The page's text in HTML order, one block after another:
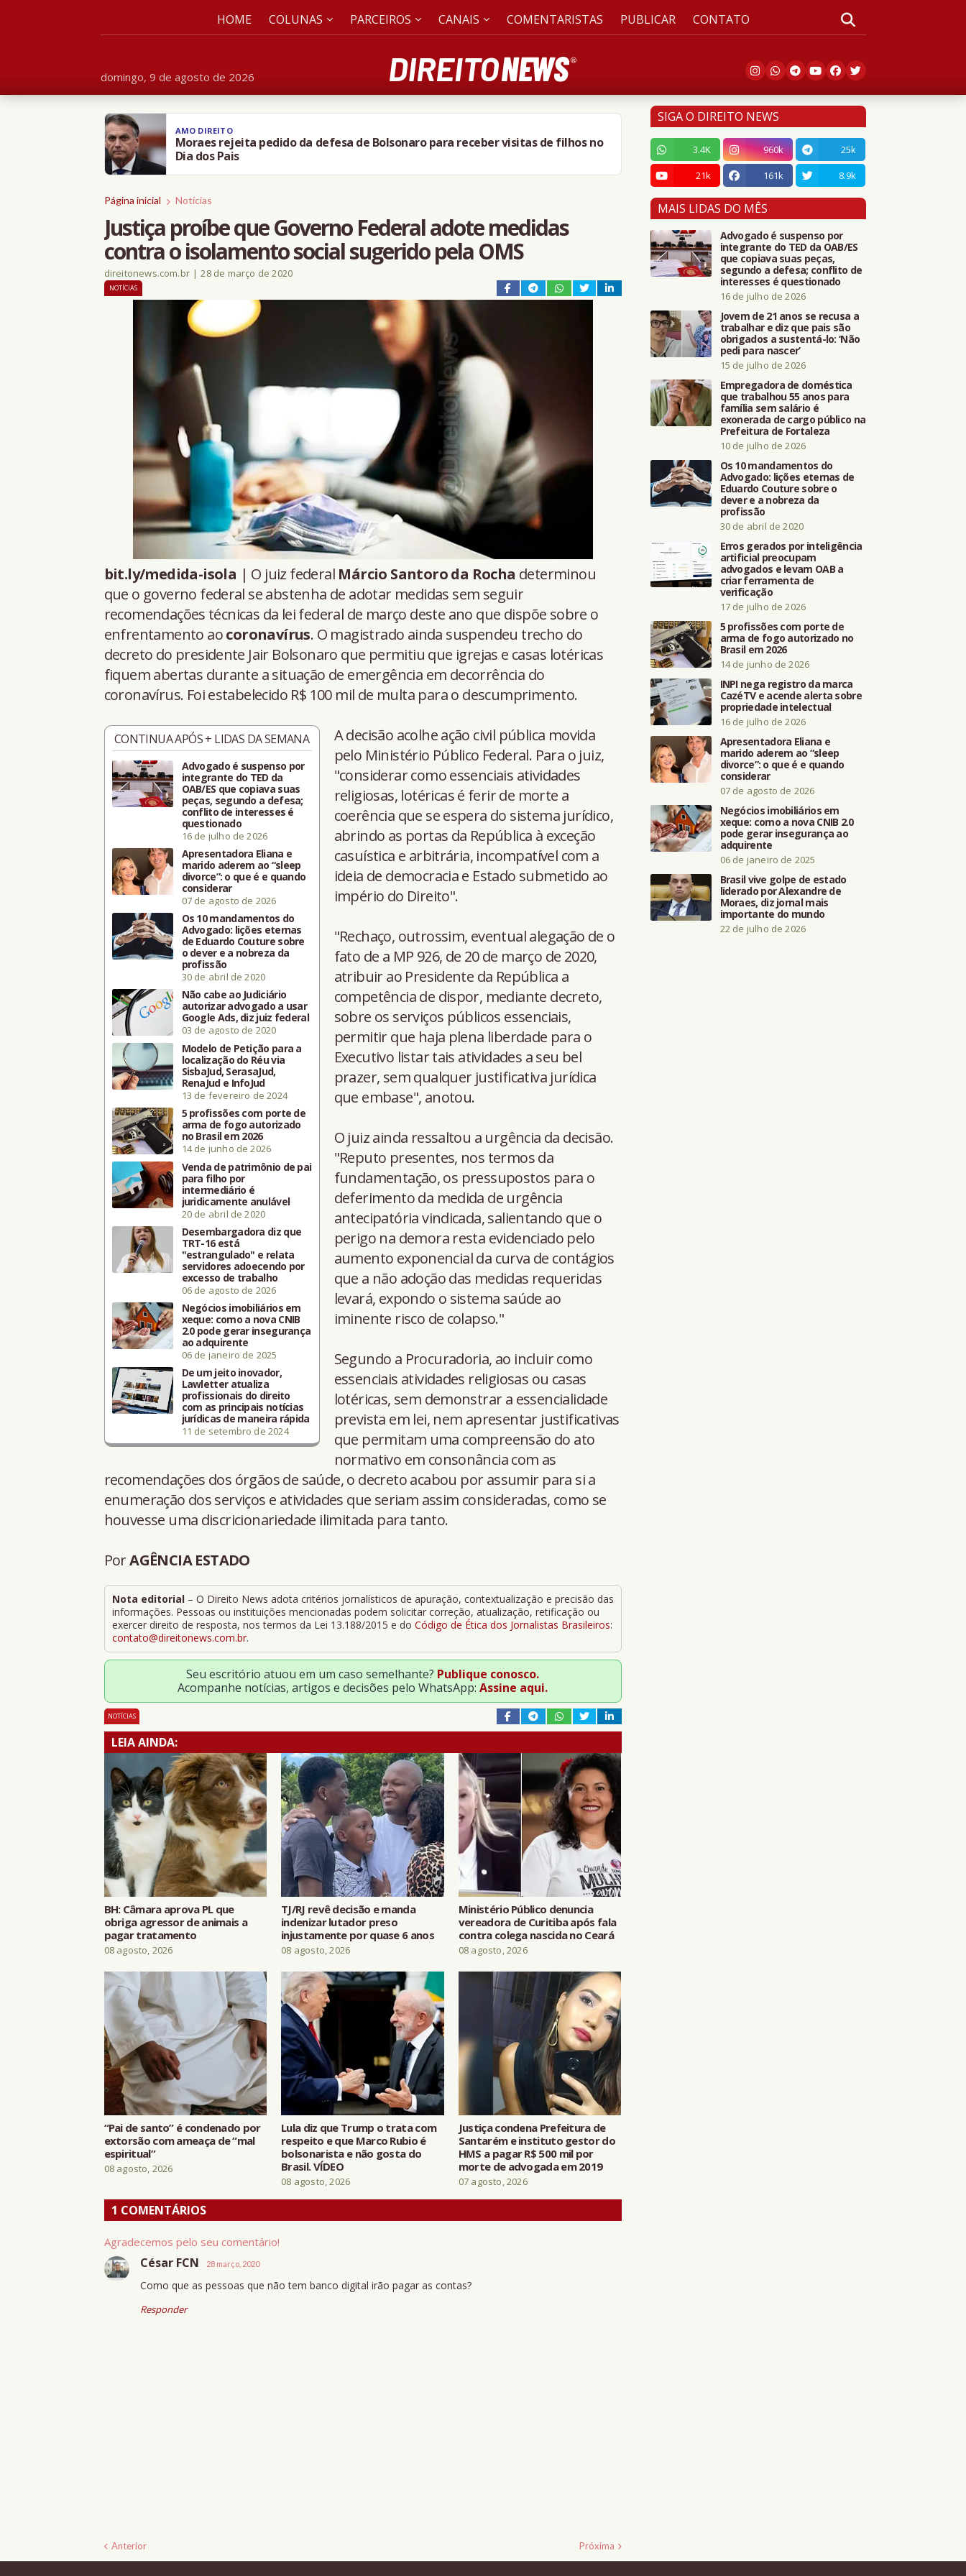
domingo, 9 de agosto de 2026
HOME COLUNAS PARCEIROS CANAIS COMENTARISTAS PUBLICAR CONTATO
AMO DIREITO
Moraes rejeita pedido da defesa de Bolsonaro para receber visitas de filhos no
Dia dos Pais
Página inicial Notícias
Justiça proíbe que Governo Federal adote medidas
contra o isolamento social sugerido pela OMS
direitonews.com.br | 28 de março de 2020
NOTÍCIAS
bit.ly/medida-isola | O juiz federal Márcio Santoro da Rocha determinou
que o governo federal se abstenha de adotar medidas sem seguir
recomendações técnicas da lei federal de março deste ano que dispõe sobre o
enfrentamento aocoronavírus. O magistrado ainda suspendeu trecho do
decreto do presidente Jair Bolsonaro que permitiu que igrejas e casas lotéricas
fiquem abertas durante a situação de emergência em decorrência do
coronavírus. Foi estabelecido R$ 100 mil de multa para o descumprimento.
CONTINUA APÓS + LIDAS DA SEMANA
Advogado é suspenso por
integrante do TED da
OAB/ES que copiava suas
peças, segundo a defesa;
conflito de interesses é
questionado
16 de julho de 2026
Apresentadora Eliana e
marido aderem ao “sleep
divorce”: o que é e quando
considerar
07 de agosto de 2026
Os 10 mandamentos do
Advogado: lições eternas
de Eduardo Couture sobre
o dever e a nobreza da
profissão
30 de abril de 2020
Não cabe ao Judiciário
autorizar advogado a usar
Google Ads, diz juiz federal
03 de agosto de 2020
Modelo de Petição para a
localização do Réu via
SisbaJud, SerasaJud,
RenaJud e InfoJud
13 de fevereiro de 2024
5 profissões com porte de
arma de fogo autorizado
no Brasil em 2026
14 de junho de 2026
Venda de patrimônio de pai
para filho por
intermediário é
juridicamente anulável
20 de abril de 2020
Desembargadora diz que
TRT-16 está
"estrangulado" e relata
servidores adoecendo por
excesso de trabalho
06 de agosto de 2026
Negócios imobiliários em
xeque: como a nova CNIB
2.0 pode gerar insegurança
ao adquirente
06 de janeiro de 2025
De um jeito inovador,
Lawletter atualiza
profissionais do direito
com as principais notícias
jurídicas de maneira rápida
11 de setembro de 2024
A decisão acolhe ação civil pública movida
pelo Ministério Público Federal. Para o juiz,
"considerar como essenciais atividades
religiosas, lotéricas é ferir de morte a
coerência que se espera do sistema jurídico,
abrindo as portas da República à exceção
casuística e arbitrária, incompatível com a
ideia de democracia e Estado submetido ao
império do Direito".
"Rechaço, outrossim, eventual alegação de o
fato de a MP 926, de 20 de março de 2020,
atribuir ao Presidente da República a
competência de dispor, mediante decreto,
sobre os serviços públicos essenciais,
permitir que haja plena liberdade para o
Executivo listar tais atividades a seu bel
prazer, sem qualquer justificativa jurídica
que embase", anotou.
O juiz ainda ressaltou a urgência da decisão.
"Reputo presentes, nos termos da
fundamentação, os pressupostos para o
deferimento da medida de urgência
antecipatória vindicada, salientando que o
perigo na demora resta evidenciado pelo
aumento exponencial da curva de contágios
que a não adoção das medidas requeridas
levará, expondo o sistema saúde ao
iminente risco de colapso."
Segundo a Procuradoria, ao incluir como
essenciais atividades religiosas ou casas
lotéricas, sem demonstrar a essencialidade
prevista em lei, nem apresentar justificativas
que permitam uma compreensão do ato
normativo em consonância com as
recomendações dos órgãos de saúde, o decreto acabou por assumir para si a
enumeração dos serviços e atividades que seriam assim consideradas, como se
houvesse uma discricionariedade ilimitada para tanto.
PorAGÊNCIA ESTADO
Nota editorial– O Direito News adota critérios jornalísticos de apuração, contextualização e precisão das
informações. Pessoas ou instituições mencionadas podem solicitar correção, atualização, retificação ou
exercer direito de resposta, nos termos da Lei 13.188/2015 e do Código de Ética dos Jornalistas Brasileiros:
contato@direitonews.com.br.
Seu escritório atuou em um caso semelhante? Publique conosco.
Acompanhe notícias, artigos e decisões pelo WhatsApp: Assine aqui.
NOTÍCIAS
LEIA AINDA:
BH: Câmara aprova PL que
obriga agressor de animais a
pagar tratamento
08 agosto, 2026
TJ/RJ revê decisão e manda
indenizar lutador preso
injustamente por quase 6 anos
08 agosto, 2026
Ministério Público denuncia
vereadora de Curitiba após fala
contra colega nascida no Ceará
08 agosto, 2026
“Pai de santo” é condenado por
extorsão com ameaça de “mal
espiritual”
08 agosto, 2026
Lula diz que Trump o trata com
respeito e que Marco Rubio é
bolsonarista e não gosta do
Brasil. VÍDEO
08 agosto, 2026
Justiça condena Prefeitura de
Santarém e instituto gestor do
HMS a pagar R$ 500 mil por
morte de advogada em 2019
07 agosto, 2026
1 COMENTÁRIOS
Agradecemos pelo seu comentário!
César FCN 28 março, 2020
Como que as pessoas que não tem banco digital irão pagar as contas?
Responder
Anterior Próxima
SIGA O DIREITO NEWS
3.4K 960k
25k
21k
161k 8.9k
MAIS LIDAS DO MÊS
Advogado é suspenso por
integrante do TED da OAB/ES
que copiava suas peças,
segundo a defesa; conflito de
interesses é questionado
16 de julho de 2026
Jovem de 21 anos se recusa a
trabalhar e diz que pais são
obrigados a sustentá-lo: ‘Não
pedi para nascer’
15 de julho de 2026
Empregadora de doméstica
que trabalhou 55 anos para
família sem salário é
exonerada de cargo público na
Prefeitura de Fortaleza
10 de julho de 2026
Os 10 mandamentos do
Advogado: lições eternas de
Eduardo Couture sobre o
dever e a nobreza da
profissão
30 de abril de 2020
Erros gerados por inteligência
artificial preocupam
advogados e levam OAB a
criar ferramenta de
verificação
17 de julho de 2026
5 profissões com porte de
arma de fogo autorizado no
Brasil em 2026
14 de junho de 2026
INPI nega registro da marca
CazéTV e acende alerta sobre
propriedade intelectual
16 de julho de 2026
Apresentadora Eliana e
marido aderem ao “sleep
divorce”: o que é e quando
considerar
07 de agosto de 2026
Negócios imobiliários em
xeque: como a nova CNIB 2.0
pode gerar insegurança ao
adquirente
06 de janeiro de 2025
Brasil vive golpe de estado
liderado por Alexandre de
Moraes, diz jornal mais
importante do mundo
22 de julho de 2026